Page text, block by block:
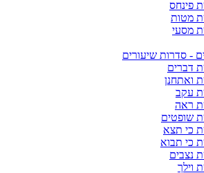
פינחס
מטות
מסעי
- סדרות שיעורים
דברים
ואתחנן
עקב
ראה
שופטים
כי תצא
כי תבוא
נצבים
וילך